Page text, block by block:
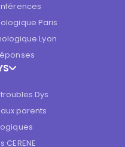
Paris
Lyon
Dys
parents